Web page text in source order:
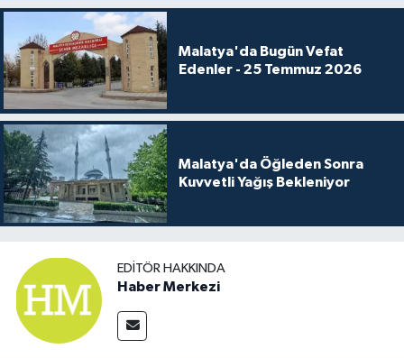
Malatya'da Bugün Vefat
Edenler - 25 Temmuz 2026
Malatya'da Öğleden Sonra
Kuvvetli Yağış Bekleniyor
EDITÖR HAKKINDA
Haber Merkezi